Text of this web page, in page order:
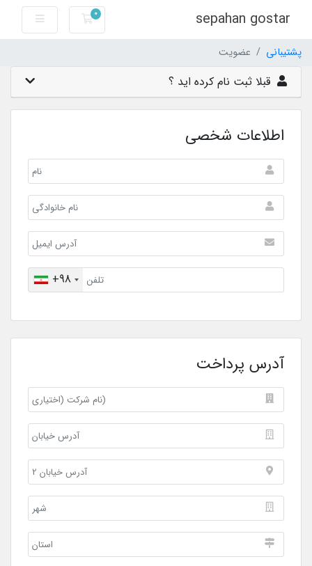
sepahan gostar
0 سبد خرید
پشتیبانی عضویت
قبلا ثبت نام کرده اید ؟
اطلاعات شخصی
+98
آدرس پرداخت